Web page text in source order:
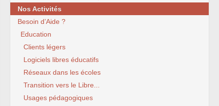
Nos Activités
Besoin d’Aide ?
Education
Clients légers
Logiciels libres éducatifs
Réseaux dans les écoles
Transition vers le Libre...
Usages pédagogiques